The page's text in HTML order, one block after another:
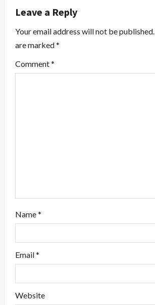
v
i
g
a
Leave a Reply
Your email address will not be published.
are marked*
Comment*
Name*
Email*
Website